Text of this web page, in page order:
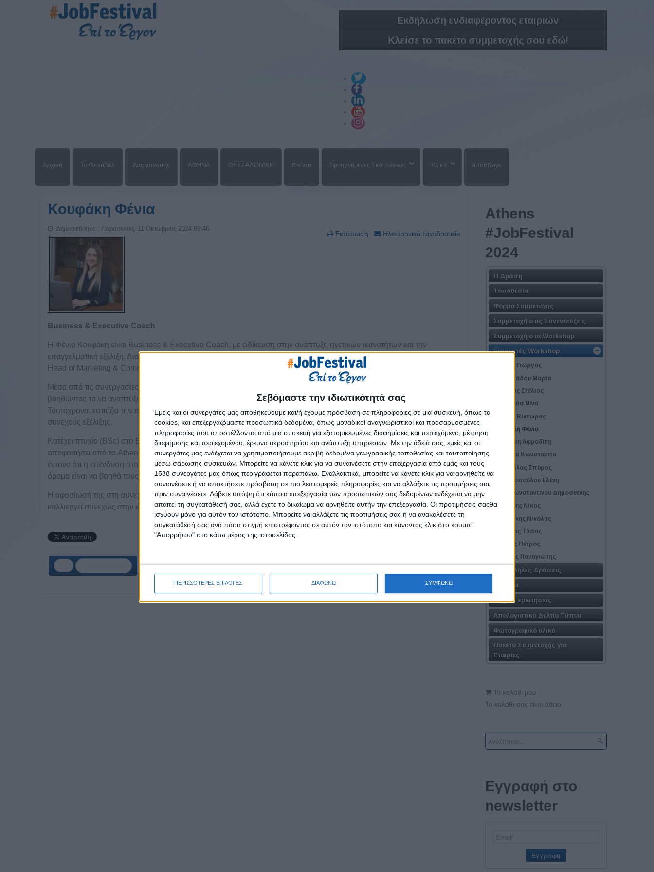
Σεβόμαστε την ιδιωτικότητά σας
Εμείς και οι συνεργάτες μας αποθηκεύουμε και/ή έχουμε πρόσβαση σε πληροφορίες σε μια συσκευή, όπως τα
cookies, και επεξεργαζόμαστε προσωπικά δεδομένα, όπως μοναδικοί αναγνωριστικοί και προσαρμοσμένες
πληροφορίες που αποστέλλονται από μια συσκευή για εξατομικευμένες διαφημίσεις και περιεχόμενο, μέτρηση
διαφήμισης και περιεχομένου, έρευνα ακροατηρίου και ανάπτυξη υπηρεσιών. Με την άδειά σας, εμείς και οι
συνεργάτες μας ενδέχεται να χρησιμοποιήσουμε ακριβή δεδομένα γεωγραφικής τοποθεσίας και ταυτοποίησης
μέσω σάρωσης συσκευών. Μπορείτε να κάνετε κλικ για να συναινέσετε στην επεξεργασία από εμάς και τους
1538 συνεργάτες μας όπως περιγράφεται παραπάνω. Εναλλακτικά, μπορείτε να κάνετε κλικ για να αρνηθείτε να
συναινέσετε ή να αποκτήσετε πρόσβαση σε πιο λεπτομερείς πληροφορίες και να αλλάξετε τις προτιμήσεις σας
πριν συναινέσετε. Λάβετε υπόψη ότι κάποια επεξεργασία των προσωπικών σας δεδομένων ενδέχεται να μην
απαιτεί τη συγκατάθεσή σας, αλλά έχετε το δικαίωμα να αρνηθείτε αυτήν την επεξεργασία. Οι προτιμήσεις σαςθα
ισχύουν μόνο για αυτόν τον ιστότοπο. Μπορείτε να αλλάξετε τις προτιμήσεις σας ή να ανακαλέσετε τη
συγκατάθεσή σας ανά πάσα στιγμή επιστρέφοντας σε αυτόν τον ιστότοπο και κάνοντας κλικ στο κουμπί
"Απορρήτου" στο κάτω μέρος της ιστοσελίδας.
ΠΕΡΙΣΣΟΤΕΡΕΣ ΕΠΙΛΟΓΕΣ ΔΙΑΦΩΝΩ ΣΥΜΦΩΝΩ
Εκδήλωση ενδιαφέροντος εταιριών
Κλείσε το πακέτο συμμετοχής σου εδώ!
Αρχική Το Φεστιβάλ Διοργανωτής ΑΘΗΝΑ ΘΕΣΣΑΛΟΝΙΚΗ E-shop Προηγούμενες Εκδηλώσεις Υλικό #JobDays
Κουφάκη Φένια
Εκτύπωση Ηλεκτρονικό ταχυδρομείο
Δημοσιεύθηκε : Παρασκευή, 11 Οκτώβριος 2024 09:46
Business & Executive Coach
Η Φένια Κουφάκη είναι Business & Executive Coach, με ειδίκευση στην ανάπτυξη ηγετικών ικανοτήτων και την
επαγγελματική εξέλιξη. Διαθέτει 15 χρόνια εμπειρίας σε πολυεθνικές εταιρίες και 6 χρόνια σε διοικητικούς ρόλους ως
Head of Marketing & Communication.
Μέσα από τις συνεργασίες της ενθαρρύνει τα άτομα να ανακαλύψουν και να αξιοποιήσουν τις δεξιότητές τους,
βοηθώντας τα να αναπτύξουν τις ηγετικές τους ικανότητες μέσα από την προσωπική τους αναζήτηση και εξέλιξη.
Ταυτόχρονα, εστιάζει την προσοχή στην προσωπική και επαγγελματική τους ανάπτυξη καλλιεργώντας μια κουλτούρα
συνεχούς εξέλιξης.
Κατέχει πτυχίο (BSc) στο Business Administration και μεταπτυχιακό (MSc) στο Marketing Management, ενώ έχει
αποφοιτήσει από το Athens Coaching Institute με εξειδίκευση στο Evidence-based Coaching, EMCC & AC. Πιστεύει
έντονα ότι η επένδυση στους ανθρώπους αποτελεί το κλειδί για την επιτυχία μιας επιχείρησης, ενώ το προσωπικό της
όραμα είναι να βοηθά τους ανθρώπους να πετύχουν στην επαγγελματική τους πορεία.
Η αφοσίωσή της στη συνεχή μάθηση, η δημιουργικότητα και η προσωπική ανάπτυξη είναι τα βασικά στοιχεία που
καλλιεργεί συνεχώς στην καριέρα της στο coaching.
Επόμενο
Athens
#JobFestival
2024
Η Δράση
Τοποθεσία
Φόρμα Συμμετοχής
Συμμετοχή στις Συνεντεύξεις
Συμμετοχή στα Workshop
Εισηγητές Workshop
Γούλας Γιώργος
Ζαρωτιάδου Μαρία
Καλαθάς Στέλιος
Καλούτσα Νίνα
Κούκης Βίκτωρας
Κουφάκη Φένια
Κράβαρη Αφροδίτη
Μπάρδα Κωνσταντία
Μπιμπίλας Σπύρος
Μυλωνοπούλου Ελένη
Παπακωνσταντίνου Δημοσθένης
Πατσέλης Νίκος
Σμυρνάκης Νικόλας
Σορώτος Τάσος
Συρίγος Πέτρος
Φάσσας Παναγιώτης
Παράλληλες Δράσεις
Χορηγοί
Συχνές ερωτήσεις
Απολογιστικό Δελτίο Τύπου
Φωτογραφικό υλικό
Πακέτα Συμμετοχής για
Εταιρίες
Το καλάθι μου
Το καλάθι σας είναι άδειο.
Εγγραφή στο
newsletter